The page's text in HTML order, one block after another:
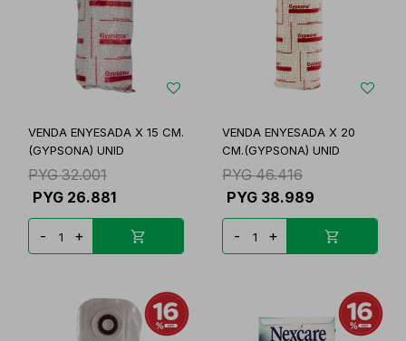
VENDA ENYESADA X 15 CM.
(GYPSONA) UNID
PYG 32.001
PYG 26.881
- +
VENDA ENYESADA X 20
CM.(GYPSONA) UNID
PYG 46.416
PYG 38.989
- +